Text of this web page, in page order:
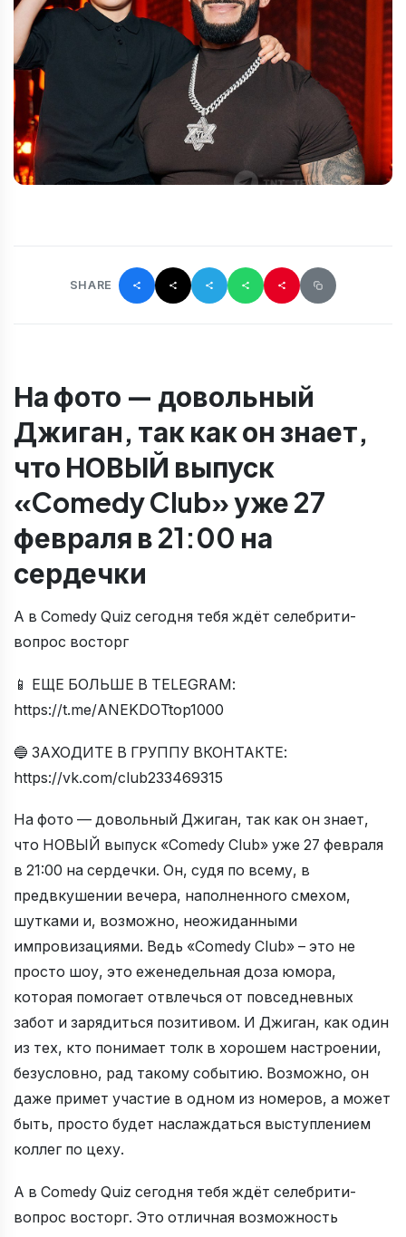
SHARE
На фото — довольный
Джиган, так как он знает,
что НОВЫЙ выпуск
«Comedy Club» уже 27
февраля в 21:00 на
сердечки
А в Comedy Quiz сегодня тебя ждёт селебрити-
вопрос восторг
📱 ЕЩЕ БОЛЬШЕ В TELEGRAM:
https://t.me/ANEKDOTtop1000
🔵 ЗАХОДИТЕ В ГРУППУ ВКОНТАКТЕ:
https://vk.com/club233469315
На фото — довольный Джиган, так как он знает,
что НОВЫЙ выпуск «Comedy Club» уже 27 февраля
в 21:00 на сердечки. Он, судя по всему, в
предвкушении вечера, наполненного смехом,
шутками и, возможно, неожиданными
импровизациями. Ведь «Comedy Club» – это не
просто шоу, это еженедельная доза юмора,
которая помогает отвлечься от повседневных
забот и зарядиться позитивом. И Джиган, как один
из тех, кто понимает толк в хорошем настроении,
безусловно, рад такому событию. Возможно, он
даже примет участие в одном из номеров, а может
быть, просто будет наслаждаться выступлением
коллег по цеху.
А в Comedy Quiz сегодня тебя ждёт селебрити-
вопрос восторг. Это отличная возможность